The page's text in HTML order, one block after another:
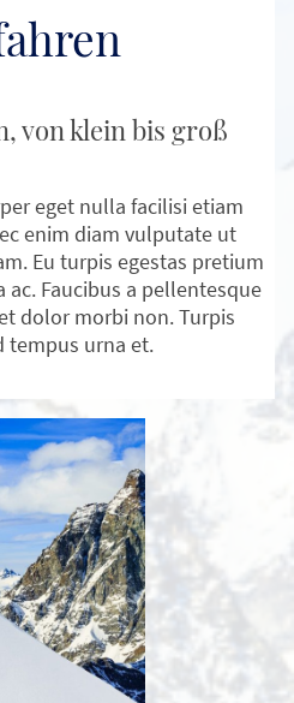
von klein bis groß
eget nulla facilisi etiam
enim diam vulputate ut
Eu turpis egestas pretium
ac. Faucibus a pellentesque
dolor morbi non. Turpis
tempus urna et.